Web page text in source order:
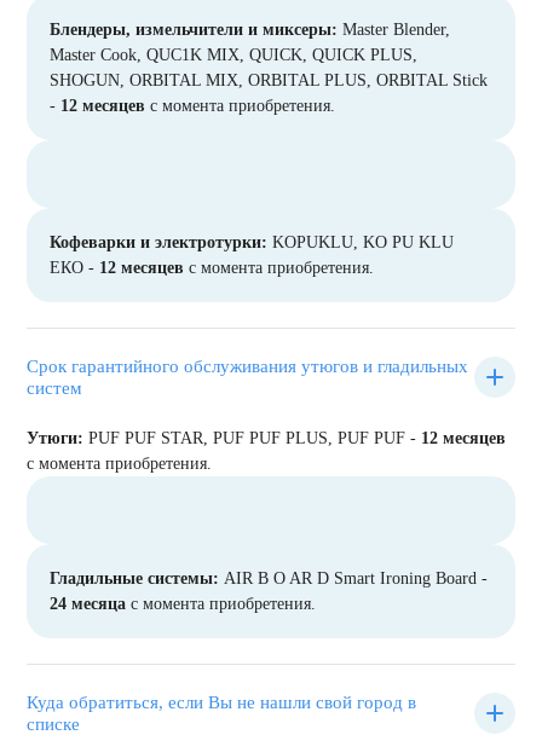
Блендеры, измельчители и миксеры: Master Blender,
Master Cook, QUC1K MIX, QUICK, QUICK PLUS,
SHOGUN, ORBITAL MIX, ORBITAL PLUS, ORBITAL Stick
- 12 месяцев с момента приобретения.
Кофеварки и электротурки: KOPUKLU, KO PU KLU
ЕКО - 12 месяцев с момента приобретения.
Срок гарантийного обслуживания утюгов и гладильных
систем
Утюги: PUF PUF STAR, PUF PUF PLUS, PUF PUF - 12 месяцев
с момента приобретения.
Гладильные системы: AIR B O AR D Smart Ironing Board -
24 месяца с момента приобретения.
Куда обратиться, если Вы не нашли свой город в
списке